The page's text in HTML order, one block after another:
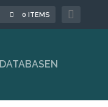
0 ITEMS 
DATABASEN